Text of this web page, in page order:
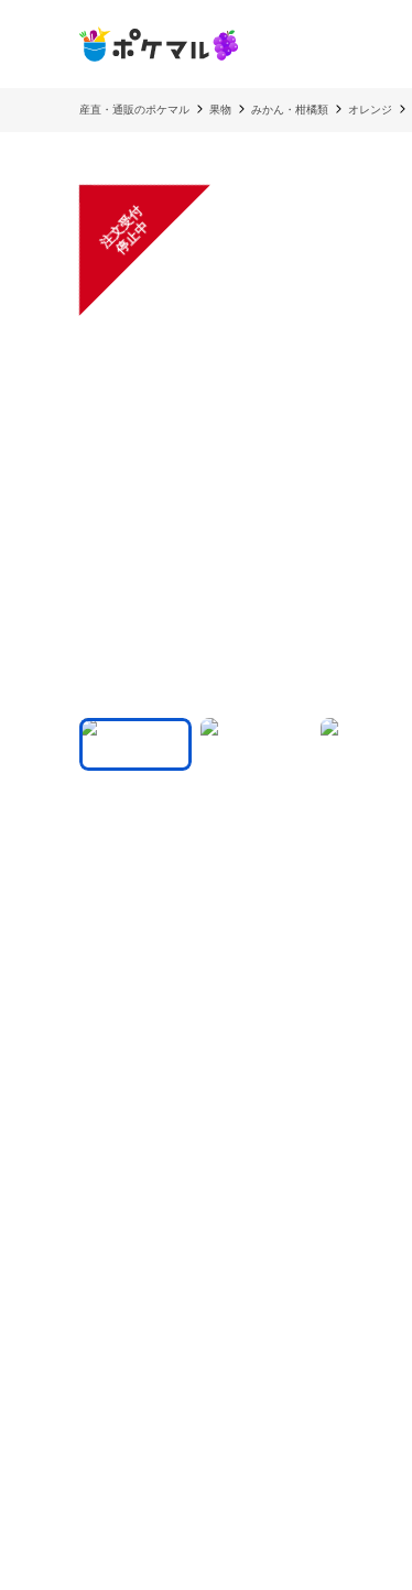
産直・通販のポケマル 果物 みかん・柑橘類 オレンジ
注
文
受
付
停
止
中